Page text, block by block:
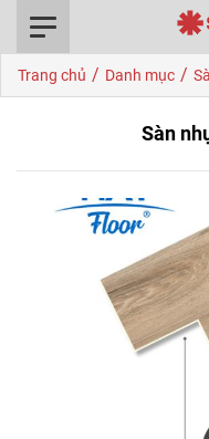
Trang chủ / Danh mục /
Sàn